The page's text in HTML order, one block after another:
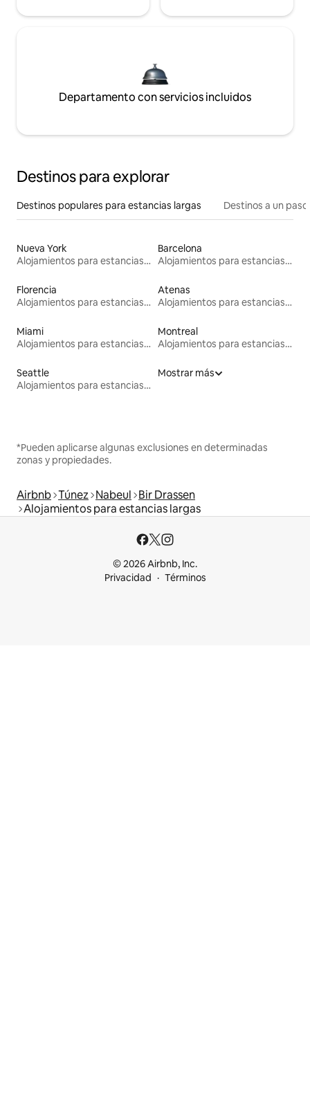
Departamento con servicios incluidos
Destinos para explorar
Destinos populares para estancias largas Destinos a un
Nueva York
Alojamientos para estancias largas
Barcelona
Alojamientos para estancias largas
Florencia
Alojamientos para estancias largas
Atenas
Alojamientos para estancias largas
Miami
Alojamientos para estancias largas
Montreal
Alojamientos para estancias largas
Seattle
Alojamientos para estancias largas
Mostrar más
*Pueden aplicarse algunas exclusiones en determinadas
zonas y propiedades.
Airbnb Túnez Nabeul Bir Drassen
Alojamientos para estancias largas
© 2026 Airbnb, Inc.
Privacidad
Términos